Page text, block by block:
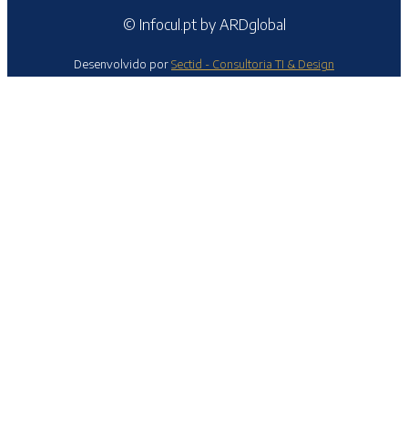
© Infocul.pt by ARDglobal
Desenvolvido porSectid - Consultoria TI & Design